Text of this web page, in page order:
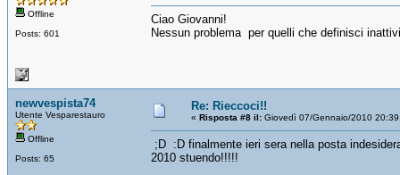
Offline
Posts: 601
Ciao Giovanni!
Nessun problema per quelli che definisci
newvespista74
Utente Vesparestauro
Offline
Posts: 65
Re: Rieccoci!!
« Risposta #8 il: Giovedì 07/Gennaio/2010
;D :D finalmente ieri sera nella posta
2010 stuendo!!!!!